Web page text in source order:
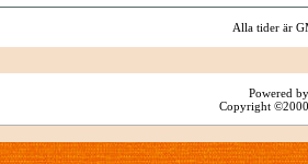
Alla tider är
Powered
Copyright